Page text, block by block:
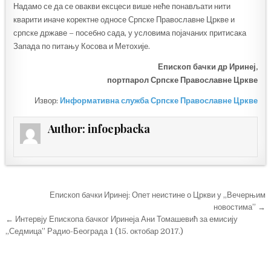
Надамо се да се овакви ексцеси више неће понављати нити
кварити иначе коректне односе Српске Православне Цркве и
српске државе – посебно сада, у условима појачаних притисака
Запада по питању Косова и Метохије.
Епископ бачки др Иринеј,
портпарол Српске Православне Цркве
Извор: Информативна служба Српске Православне Цркве
Author:infoepbacka
Кретање
чланка
Епископ бачки Иринеј: Опет неистине о Цркви у „Вечерњим
новостима” →
← Интервју Епископа бачког Иринеја Ани Томашевић за емисију
„Седмица” Радио-Београда 1 (15. октобар 2017.)